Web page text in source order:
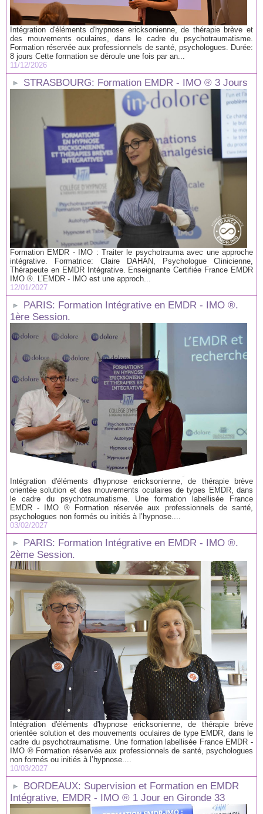
Intégration d'éléments d'hypnose ericksonienne, de thérapie brève et
des mouvements oculaires, dans le cadre du psychotraumatisme.
Formation réservée aux professionnels de santé, psychologues. Durée:
8 jours Cette formation se déroule une fois par an...
11/12/2026
STRASBOURG: Formation EMDR - IMO ® 3 Jours
Formation EMDR - IMO : Traiter le psychotrauma avec une approche
intégrative. Formatrice: Claire DAHAN, Psychologue Clinicienne,
Thérapeute en EMDR Intégrative. Enseignante Certifiée France EMDR
IMO ®. L’EMDR - IMO est une approch...
12/01/2027
PARIS: Formation Intégrative en EMDR - IMO ®.
1ère Session.
Intégration d'éléments d'hypnose ericksonienne, de thérapie brève
orientée solution et des mouvements oculaires de types EMDR, dans
le cadre du psychotraumatisme. Une formation labellisée France
EMDR - IMO ® Formation réservée aux professionnels de santé,
psychologues non formés ou initiés à l’hypnose....
03/02/2027
PARIS: Formation Intégrative en EMDR - IMO ®.
2ème Session.
Intégration d'éléments d'hypnose ericksonienne, de thérapie brève
orientée solution et des mouvements oculaires de type EMDR, dans le
cadre du psychotraumatisme. Une formation labellisée France EMDR -
IMO ® Formation réservée aux professionnels de santé, psychologues
non formés ou initiés à l’hypnose....
10/03/2027
BORDEAUX: Supervision et Formation en EMDR
Intégrative, EMDR - IMO ® 1 Jour en Gironde 33